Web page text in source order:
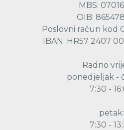
MBS:
OIB:
Poslovni račun kod
IBAN: HR57 2407
Radno
ponedjeljak -
7:30 -
petak:
7:30 -